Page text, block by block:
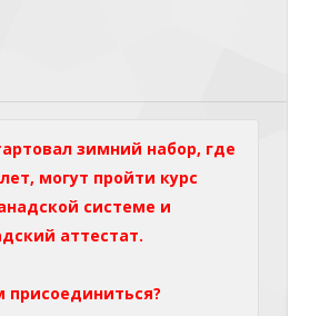
зимний набор, где
могут пройти курс
системе и
аттестат.